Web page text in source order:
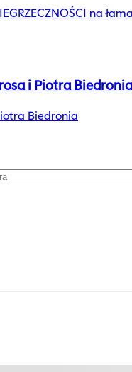
na
i Piotra Biedronia
Biedronia